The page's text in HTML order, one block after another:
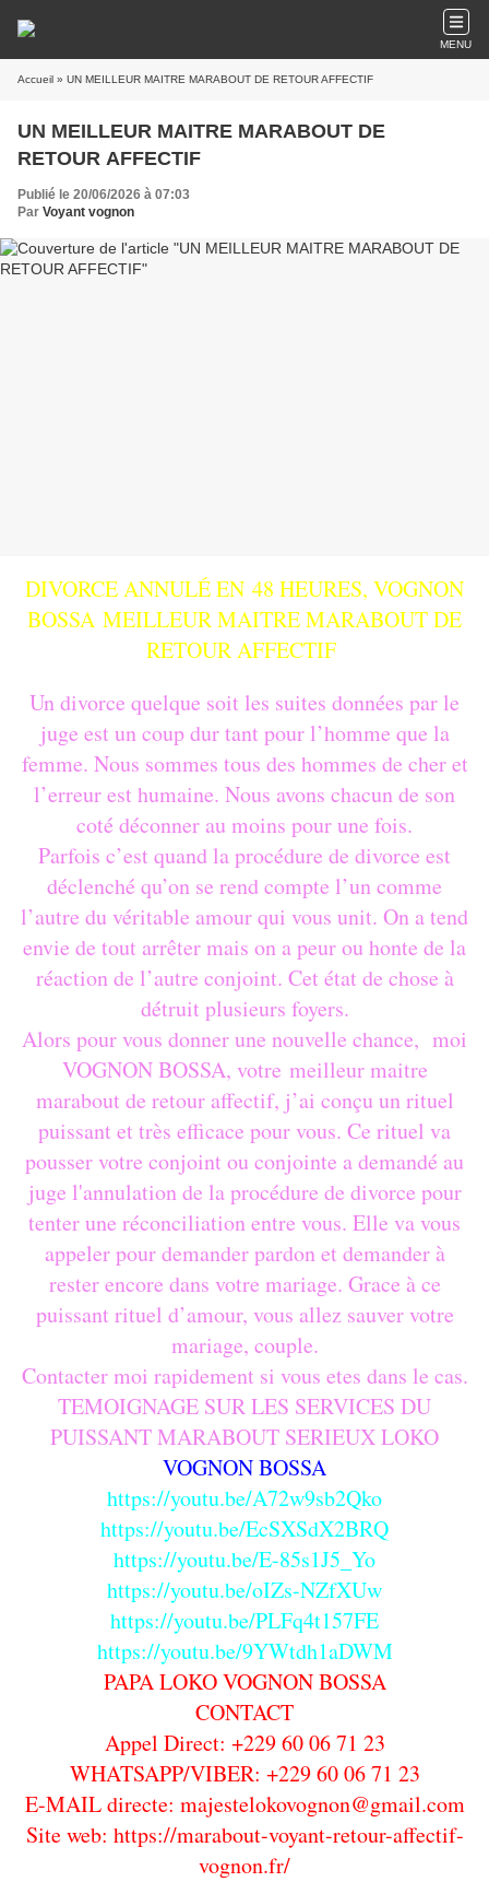
MENU
Accueil » UN MEILLEUR MAITRE MARABOUT DE RETOUR AFFECTIF
UN MEILLEUR MAITRE MARABOUT DE
RETOUR AFFECTIF
Publié le 20/06/2026 à 07:03
Par Voyant vognon
DIVORCE ANNULÉ EN 48 HEURES, VOGNON
BOSSA MEILLEUR MAITRE MARABOUT DE
RETOUR AFFECTIF
Un divorce quelque soit les suites données par le
juge est un coup dur tant pour l’homme que la
femme. Nous sommes tous des hommes de cher et
l’erreur est humaine. Nous avons chacun de son
coté déconner au moins pour une fois.
Parfois c’est quand la procédure de divorce est
déclenché qu’on se rend compte l’un comme
l’autre du véritable amour qui vous unit. On a tend
envie de tout arrêter mais on a peur ou honte de la
réaction de l’autre conjoint. Cet état de chose à
détruit plusieurs foyers.
Alors pour vous donner une nouvelle chance, moi
VOGNON BOSSA, votre meilleur maitre
marabout de retour affectif, j’ai conçu un rituel
puissant et très efficace pour vous. Ce rituel va
pousser votre conjoint ou conjointe a demandé au
juge l'annulation de la procédure de divorce pour
tenter une réconciliation entre vous. Elle va vous
appeler pour demander pardon et demander à
rester encore dans votre mariage. Grace à ce
puissant rituel d’amour, vous allez sauver votre
mariage, couple.
Contacter moi rapidement si vous etes dans le cas.
TEMOIGNAGE SUR LES SERVICES DU
PUISSANT MARABOUT SERIEUX LOKO
VOGNON BOSSA
https://youtu.be/A72w9sb2Qko
https://youtu.be/EcSXSdX2BRQ
https://youtu.be/E-85s1J5_Yo
https://youtu.be/oIZs-NZfXUw
https://youtu.be/PLFq4t157FE
https://youtu.be/9YWtdh1aDWM
PAPA LOKO VOGNON BOSSA
CONTACT
Appel Direct: +229 60 06 71 23
WHATSAPP/VIBER: +229 60 06 71 23
E-MAIL directe: majestelokovognon@gmail.com
Site web: https://marabout-voyant-retour-affectif-
vognon.fr/